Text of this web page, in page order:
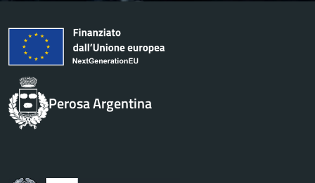
Perosa Argentina